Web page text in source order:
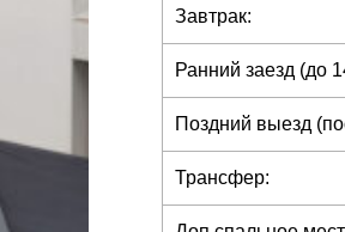
Завтрак:
Ранний заезд (до
Поздний выезд
Трансфер: